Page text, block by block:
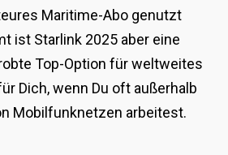
Maritime-Abo genutzt
ist Starlink 2025 aber eine
Top-Option für weltweites
Dich, wenn Du oft außerhalb
Mobilfunknetzen arbeitest.